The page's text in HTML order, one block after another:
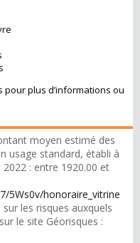
pour plus d’informations ou
moyen estimé des
usage standard, établi à
: entre 1920.00 et
5Ws0v/honoraire_vitrine
les risques auxquels
le site Géorisques :